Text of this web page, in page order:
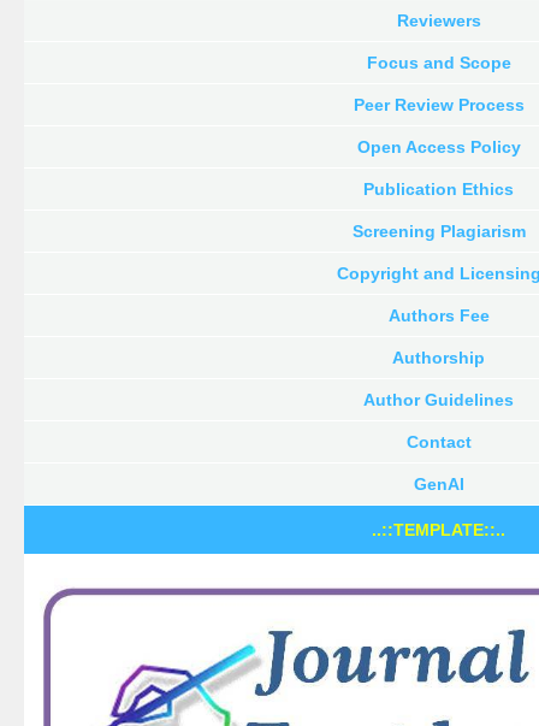
Reviewers
Focus and Scope
Peer Review Process
Open Access Policy
Publication Ethics
Screening Plagiarism
Copyright and
Authors Fee
Authorship
Author Guidelines
Contact
GenAI
..::TEMPLATE::..